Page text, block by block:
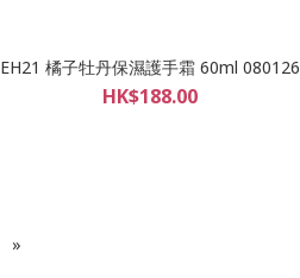
EH21 橘子牡丹保濕護手霜 60ml 080126
HK$188.00
»